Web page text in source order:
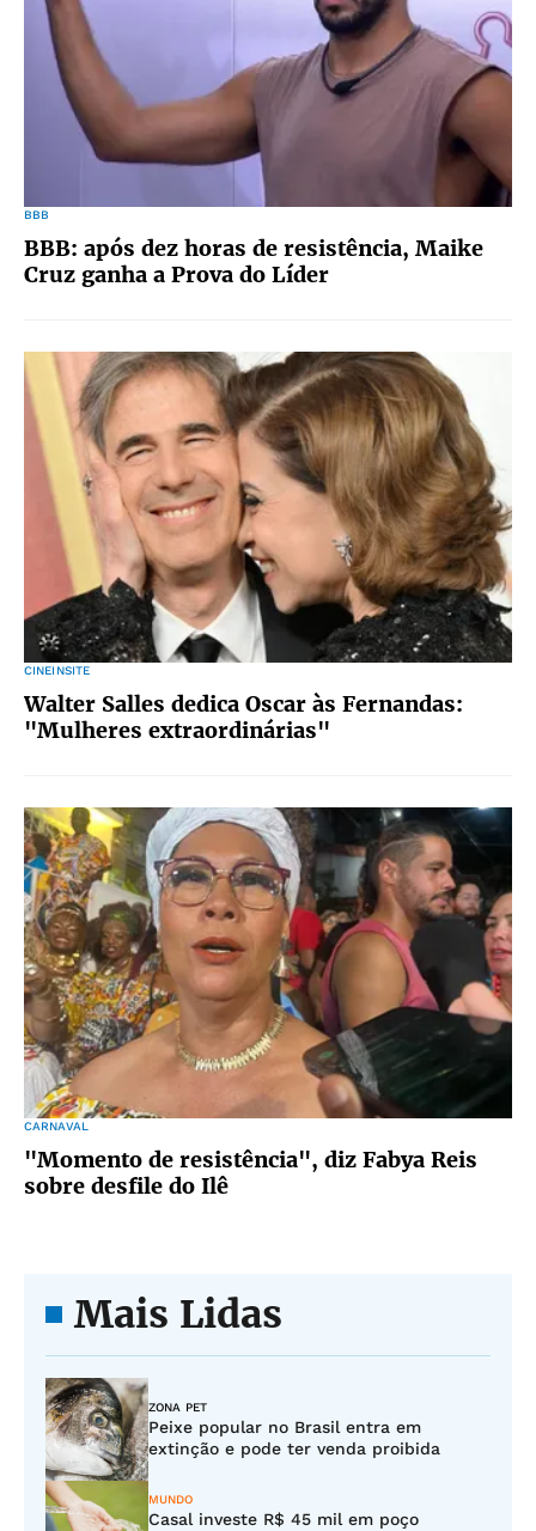
BBB
BBB: após dez horas de resistência, Maike
Cruz ganha a Prova do Líder
CINEINSITE
Walter Salles dedica Oscar às Fernandas:
"Mulheres extraordinárias"
CARNAVAL
"Momento de resistência", diz Fabya Reis
sobre desfile do Ilê
Mais Lidas
ZONA PET
Peixe popular no Brasil entra em
extinção e pode ter venda proibida
MUNDO
Casal investe R$ 45 mil em poço